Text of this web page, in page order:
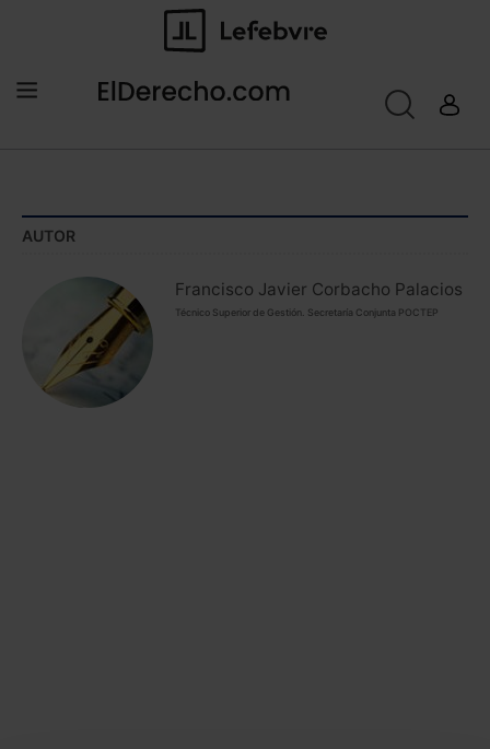
AUTOR
Francisco Javier Corbacho Palacios
Técnico Superior de Gestión. Secretaría Conjunta POCTEP